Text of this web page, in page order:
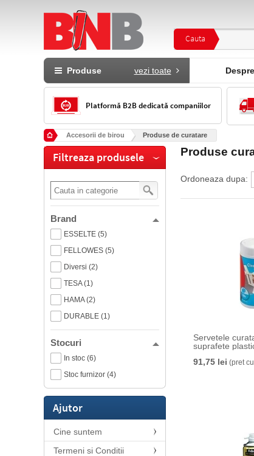
Cauta
Produse vezi toate
Platformă B2B dedicată companiilor
Accesorii de birou Produse de curatare
Filtreaza produsele
Brand
ESSELTE (5)
FELLOWES (5)
Diversi (2)
TESA (1)
HAMA (2)
DURABLE (1)
Stocuri
In stoc (6)
Stoc furnizor (4)
Ajutor
Cine suntem
Termeni si Conditii
Produse
Ordoneaza dupa:
Servetele
suprafete
91,75 lei (pret